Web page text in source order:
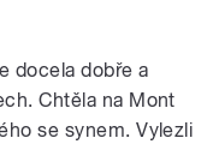
docela dobře a
Chtěla na Mont
se synem. Vylezli